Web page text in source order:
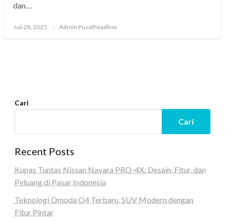
dan…
Posted
Juli 28, 2025 Admin Pusatheadline
Cari
Cari
Recent Posts
Kupas Tuntas Nissan Navara PRO-4X: Desain, Fitur, dan
Peluang di Pasar Indonesia
Teknologi Omoda O4 Terbaru, SUV Modern dengan
Fitur Pintar